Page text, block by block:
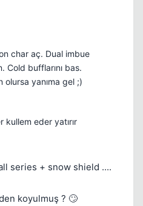
char aç. Dual imbue
Cold bufflarını bas.
olursa yanıma gel ;)
eder yatırır
series + snow shield ....
koyulmuş ? 🙄